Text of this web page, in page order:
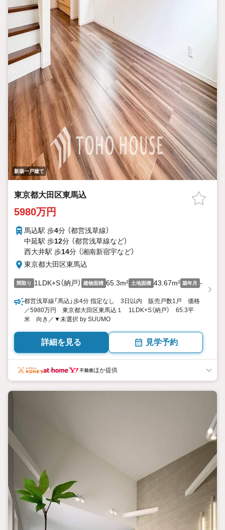
新築一戸建て
東京都大田区東馬込
5980万円
馬込駅 歩4分 （都営浅草線）
中延駅 歩12分 （都営浅草線など）
西大井駅 歩14分 （湘南新宿宇など）
東京都大田区東馬込
間取り 1LDK+S（納戸） 建物面積 65.3m² 土地面積 43.67m² 築年月 -
都営浅草線「馬込」歩4分 指定なし 3日以内 販売戸数1戸 価格
／5980万円 東京都大田区東馬込１ 1LDK+S（納戸） 65.3平
米 向き／▼未選択 by SUUMO
詳細を見る 見学予約
ほか提供